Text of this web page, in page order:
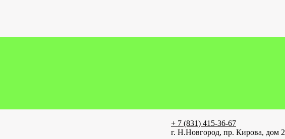
+ 7 (831) 415-36-67
г. Н.Новгород, пр. Кирова, дом 2